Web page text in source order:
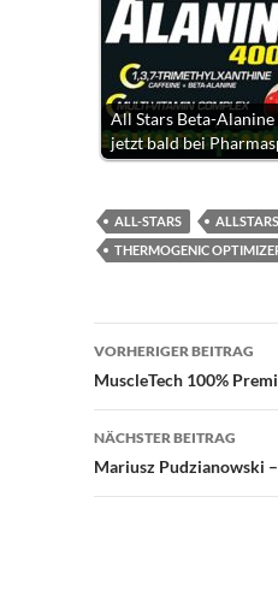
All Stars Beta-Alanine
jetzt bald bei
ALL-STARS ALLSTARS
THERMOGENIC
VORHERIGER BEITRAG
MuscleTech 100%
NÄCHSTER BEITRAG
Mariusz Pudzianowski